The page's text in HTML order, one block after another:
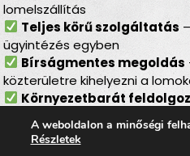
lomelszállítás
Teljes körű szolgáltatás
ügyintézés egyben
Bírságmentes megoldás
közterületre kihelyezni a
Környezetbarát
Gyors ügyintézés–
A weboldalon a minőségi
Részletek